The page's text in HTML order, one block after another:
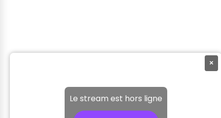
×
Le stream est hors ligne